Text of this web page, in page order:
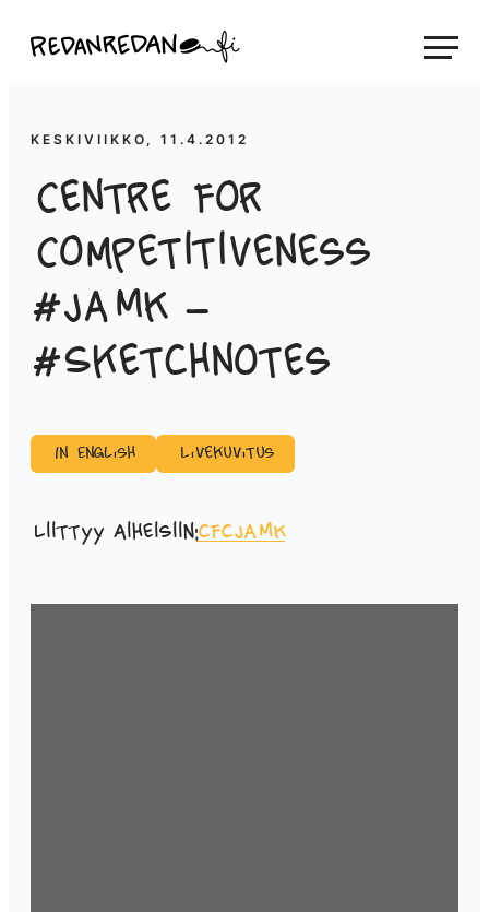
suoraan
Linda Saukko-Rauta, Redanredan Oy
piirrosvideoita
KESKIVIIKKO, 11.4.2012
Centre for
Competitiveness
#JAMK –
#Sketchnotes
In English Livekuvitus
Liittyy aiheisiin:cfcJAMK